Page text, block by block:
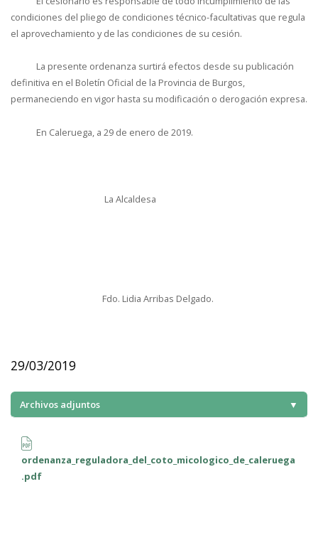
condiciones del pliego de condiciones técnico-facultativas que regula
el aprovechamiento y de las condiciones de su cesión.
La presente ordenanza surtirá efectos desde su publicación
definitiva en el Boletín Oficial de la Provincia de Burgos,
permaneciendo en vigor hasta su modificación o derogación expresa.
En Caleruega, a 29 de enero de 2019.
La Alcaldesa
Fdo. Lidia Arribas Delgado.
29/03/2019
Archivos adjuntos ▼
ordenanza_reguladora_del_coto_micologico_de_caleruega
.pdf